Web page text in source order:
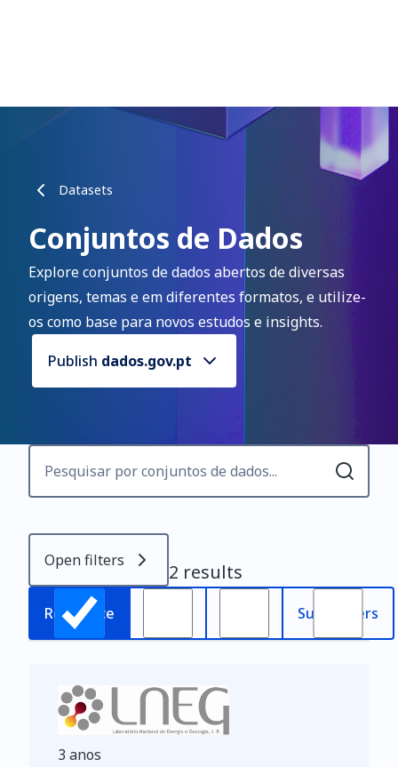
Datasets
Conjuntos de Dados
Explore conjuntos de dados abertos de diversas
origens, temas e em diferentes formatos, e utilize-
os como base para novos estudos e insights.
Publish dados.gov.pt
Open filters 2 results
Relevance Subscribers
3 anos